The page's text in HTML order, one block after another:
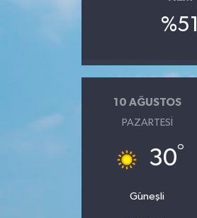
%51
10 AĞUSTOS
PAZARTESI
30°
Güneşli